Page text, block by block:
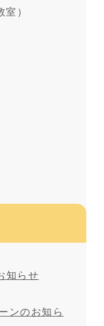
）
知らせ
ンのお知ら